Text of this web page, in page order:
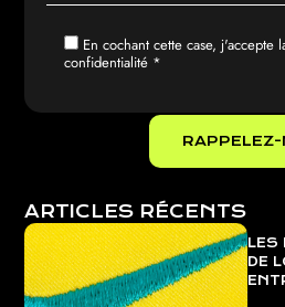
ARTICLES RÉCENTS
LES
DE
En cochant cette case, j'accepte
confidentialité *